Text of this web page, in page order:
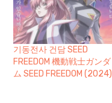
기동전사 건담 SEED
FREEDOM 機動戦士ガンダ
ム SEED FREEDOM (2024)